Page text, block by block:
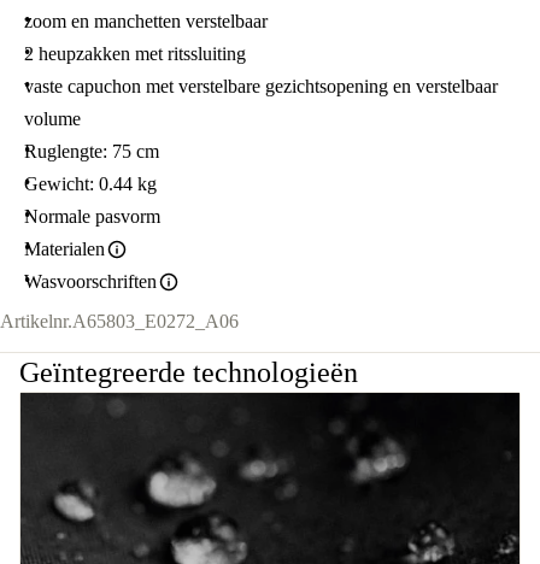
zoom en manchetten verstelbaar
2 heupzakken met ritssluiting
vaste capuchon met verstelbare gezichtsopening en verstelbaar
volume
Ruglengte: 75 cm
Gewicht: 0.44 kg
Normale pasvorm
Materialen
Wasvoorschriften
Artikelnr.A65803_E0272_A06
Geïntegreerde technologieën